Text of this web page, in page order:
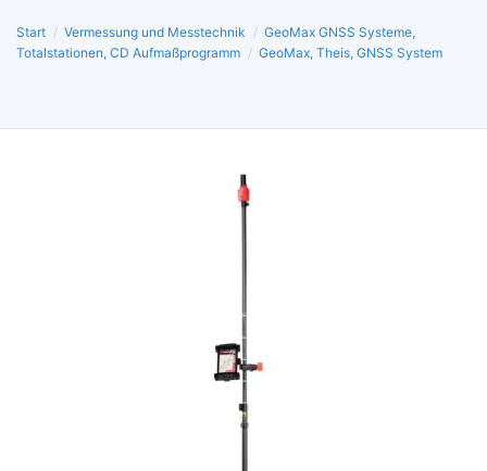
Start / Vermessung und Messtechnik / GeoMax GNSS Systeme,
Totalstationen, CD Aufmaßprogramm / GeoMax, Theis, GNSS System